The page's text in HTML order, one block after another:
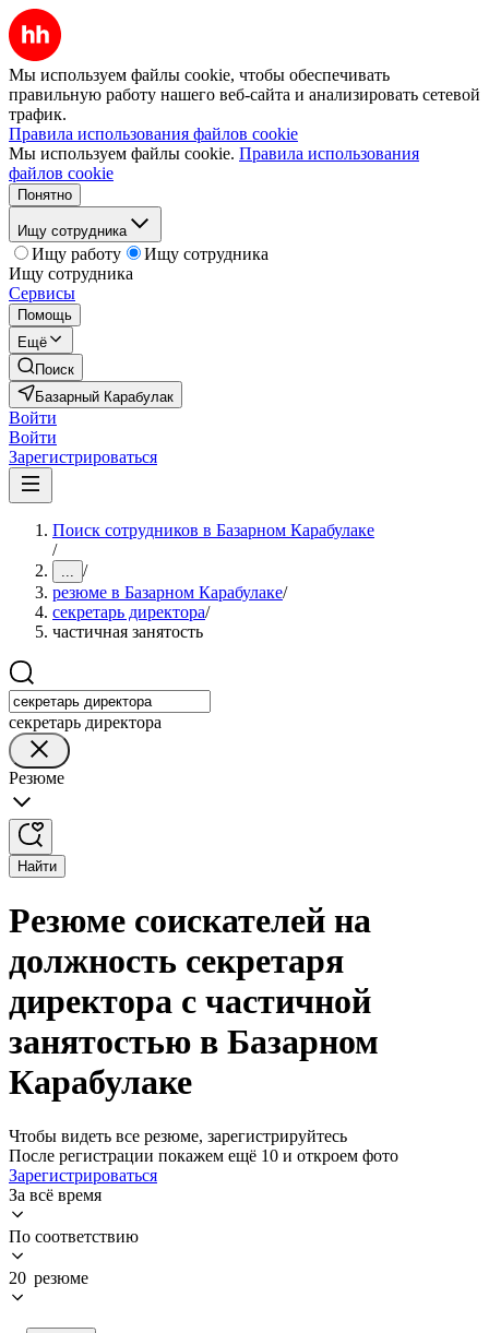
Мы используем файлы cookie, чтобы обеспечивать
правильную работу нашего веб-сайта и анализировать сетевой
трафик.
Правила использования файлов cookie
Мы используем файлы cookie. Правила использования
файлов cookie
Понятно
Ищу сотрудника
Ищу работу
Ищу сотрудника
Ищу сотрудника
Сервисы
Помощь
Ещё
Поиск
Базарный Карабулак
Войти
Войти
Зарегистрироваться
Поиск сотрудников в Базарном Карабулаке
/
... /
резюме в Базарном Карабулаке/
секретарь директора/
частичная занятость
секретарь директора
Резюме
Найти
Резюме соискателей на
должность секретаря
директора с частичной
занятостью в Базарном
Карабулаке
Чтобы видеть все резюме, зарегистрируйтесь
После регистрации покажем ещё 10 и откроем фото
Зарегистрироваться
За всё время
По соответствию
20 резюме